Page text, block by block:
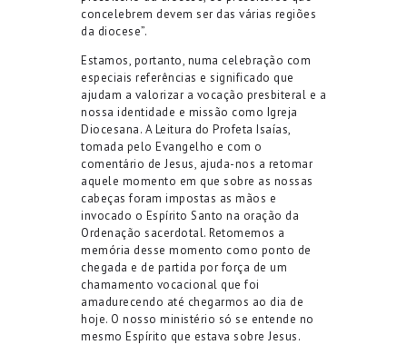
concelebrem devem ser das várias regiões
da diocese”.
Estamos, portanto, numa celebração com
especiais referências e significado que
ajudam a valorizar a vocação presbiteral e a
nossa identidade e missão como Igreja
Diocesana. A Leitura do Profeta Isaías,
tomada pelo Evangelho e com o
comentário de Jesus, ajuda-nos a retomar
aquele momento em que sobre as nossas
cabeças foram impostas as mãos e
invocado o Espírito Santo na oração da
Ordenação sacerdotal. Retomemos a
memória desse momento como ponto de
chegada e de partida por força de um
chamamento vocacional que foi
amadurecendo até chegarmos ao dia de
hoje. O nosso ministério só se entende no
mesmo Espírito que estava sobre Jesus.